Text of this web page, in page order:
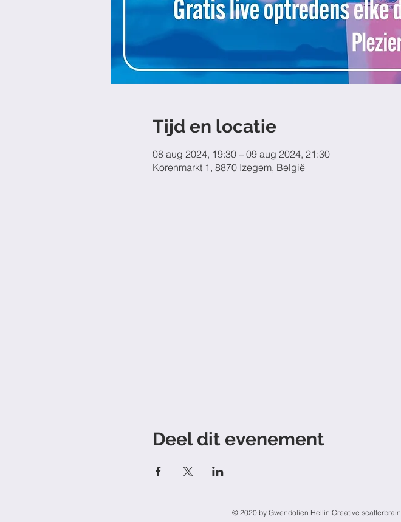
Tijd en locatie
08 aug 2024, 19:30 – 09 aug 2024, 21:30
Korenmarkt 1, 8870 Izegem, België
Deel dit evenement
© 2020 by Gwendolien Hellin Creative scatterbrain